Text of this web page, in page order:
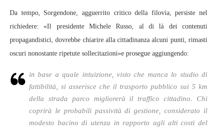
Da tempo, Sorgendone, agguerrito critico della filovia, persiste nel
richiedere: «Il presidente Michele Russo, al di là dei contenuti
propagandistici, dovrebbe chiarire alla cittadinanza alcuni punti, rimasti
oscuri nonostante ripetute sollecitazioni»e prosegue aggiungendo:
in base a quale intuizione, visto che manca lo studio di
fattibilità, si asserisce che il trasporto pubblico sui 5 km
della strada parco migliorerà il traffico cittadino. Chi
coprirà le probabili passività di gestione, considerato il
modesto bacino di utenza in rapporto agli alti costi del